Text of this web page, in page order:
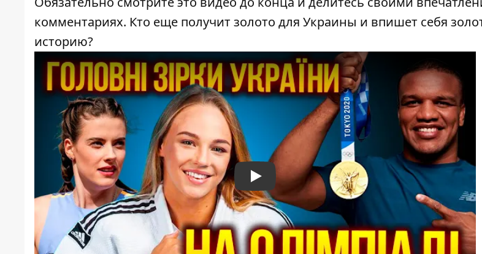
комментариях. Кто еще получит золото для Украины и впишет себя
историю?
Play